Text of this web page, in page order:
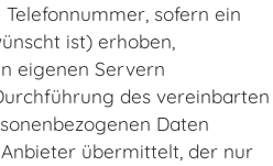
sofern ein
ist) erhoben,
eigenen Servern
des vereinbarten
Daten
übermittelt, der nur